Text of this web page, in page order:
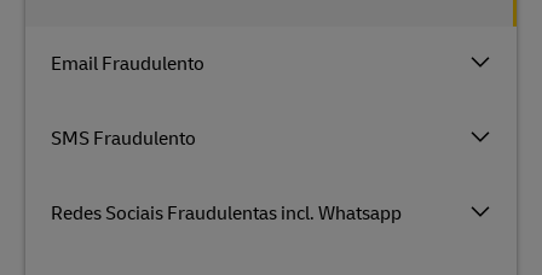
Email Fraudulento
SMS Fraudulento
Redes Sociais Fraudulentas incl. Whatsapp